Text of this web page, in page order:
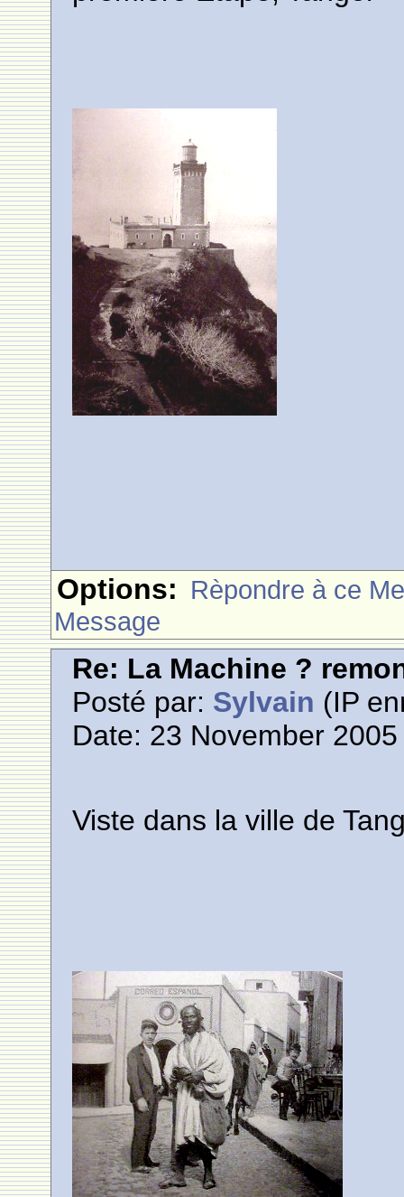
Options: Rèpondre à ce
Message
Re: La Machine ?
Posté par: Sylvain (IP
Date: 23 November
Viste dans la ville de